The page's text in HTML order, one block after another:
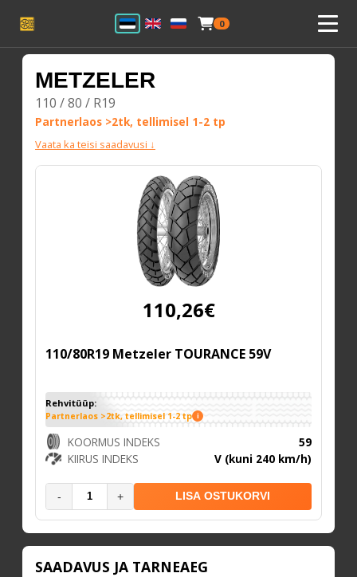
0
METZELER
110 / 80 / R19
Partnerlaos >2tk, tellimisel 1-2 tp
Vaata ka teisi saadavusi ↓
110,26€
110/80R19 Metzeler TOURANCE 59V
Rehvitüüp:
Partnerlaos >2tk, tellimisel 1-2 tp i
KOORMUS INDEKS
59
KIIRUS INDEKS
V (kuni 240 km/h)
- + LISA OSTUKORVI
SAADAVUS JA TARNEAEG